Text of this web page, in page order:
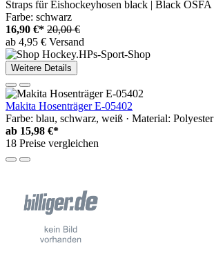
Straps für Eishockeyhosen black | Black OSFA
Farbe: schwarz
16,90 €* 20,00 €
ab 4,95 € Versand
Weitere Details
Makita Hosenträger E-05402
Farbe: blau, schwarz, weiß · Material: Polyester
ab 15,98 €*
18 Preise vergleichen